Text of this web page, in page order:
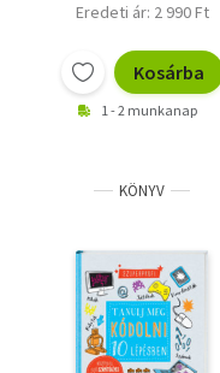
Eredeti ár: 2 990 Ft
Kosárba
1 - 2 munkanap
KÖNYV